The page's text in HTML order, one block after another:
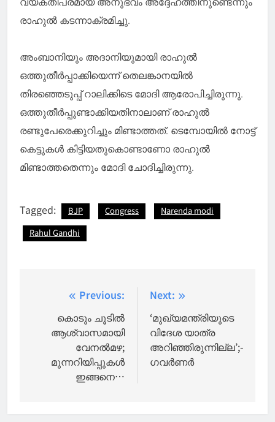
രാഹുല്‍ കടന്നാക്രമിച്ചു.
അംബാനിയും അദാനിയുമായി രാഹുല്‍
ഒത്തുതീര്‍പ്പാക്കിയെന്ന് തെലങ്കാനയില്‍
തിരഞ്ഞെടുപ്പ് റാലിക്കിടെ മോദി ആരോപിച്ചിരുന്നു.
ഒത്തുതീര്‍പ്പുണ്ടാക്കിയതിനാലാണ് രാഹുല്‍
രണ്ടുപേരെക്കുറിച്ചും മിണ്ടാത്തത്. ടെമ്പോയില്‍ നോട്ട്
കെട്ടുകള്‍ കിട്ടിയതുകൊണ്ടാണോ രാഹുല്‍
മിണ്ടാത്തതെന്നും മോദി ചോദിച്ചിരുന്നു.
Tagged: BJP Congress
Narenda modi
Rahul Gandhi
navigation
Previous:
കൊടും ചൂടിൽ
ആശ്വാസമായി
വേനൽമഴ;
മുന്നറിയിപ്പുകൾ
ഇങ്ങനെ…
Next:
‘മുഖ്യമന്ത്രിയുടെ
വിദേശ യാത്ര
അറിഞ്ഞിരുന്നില്ല’;-
ഗവർണർ